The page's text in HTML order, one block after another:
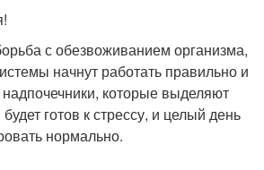
с обезвоживанием организма,
начнут работать правильно и
которые выделяют
готов к стрессу, и целый день
нормально.